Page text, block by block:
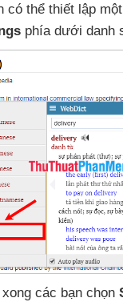
có thể thiết lập
phía dưới danh
các bạn chọn